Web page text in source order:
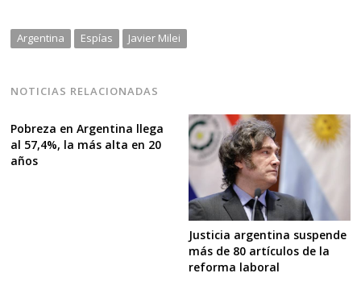
Argentina Espías Javier Milei
NOTICIAS RELACIONADAS
Pobreza en Argentina llega
al 57,4%, la más alta en 20
años
Justicia argentina suspende
más de 80 artículos de la
reforma laboral